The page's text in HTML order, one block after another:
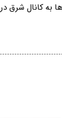
به کانال شرق در